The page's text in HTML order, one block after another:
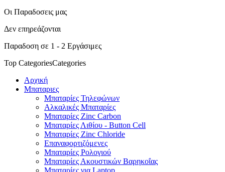
Οι Παραδοσεις μας
Δεν επηρεάζονται
Παραδοση σε 1 - 2 Εργάσιμες
Top CategoriesCategories
Αρχική
Μπαταριες
Μπαταρίες Τηλεφώνων
Αλκαλικές Μπαταρίες
Μπαταρίες Zinc Carbon
Μπαταρίες Λιθίου - Button Cell
Μπαταρίες Zinc Chloride
Επαναφορτιζόμενες
Μπαταρίες Ρολογιού
Μπαταρίες Ακουστικών Βαρηκοΐας
Μπαταρίες για Laptop